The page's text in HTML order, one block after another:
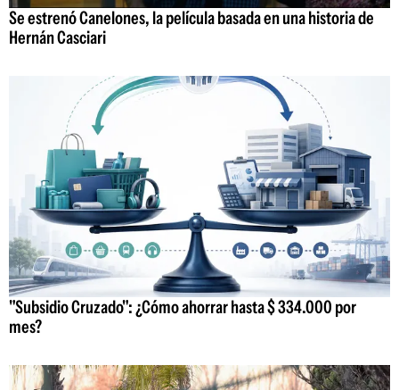
Se estrenó Canelones, la película basada en una historia de
Hernán Casciari
"Subsidio Cruzado": ¿Cómo ahorrar hasta $ 334.000 por
mes?